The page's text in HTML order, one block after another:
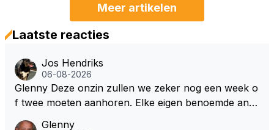
Meer artikelen
Laatste reacties
Jos Hendriks
06-08-2026
Glenny Deze onzin zullen we zeker nog een week o
f twee moeten aanhoren. Elke eigen benoemde anali
Glenny